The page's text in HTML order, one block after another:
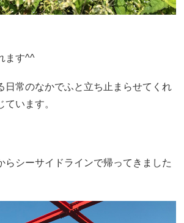
ます^^
日常のなかでふと立ち止まらせてくれ
います。
らシーサイドラインで帰ってきました